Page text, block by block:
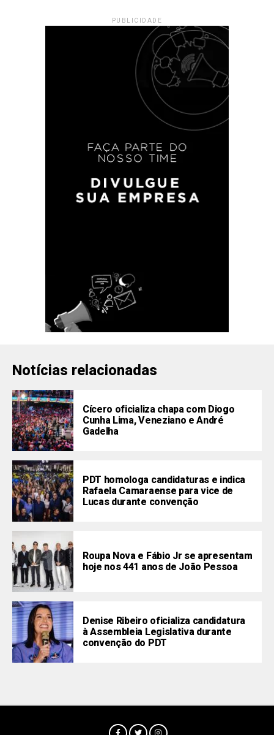
PUBLICIDADE
Notícias relacionadas
Cícero oficializa chapa com Diogo
Cunha Lima, Veneziano e André
Gadelha
PDT homologa candidaturas e indica
Rafaela Camaraense para vice de
Lucas durante convenção
Roupa Nova e Fábio Jr se apresentam
hoje nos 441 anos de João Pessoa
Denise Ribeiro oficializa candidatura
à Assembleia Legislativa durante
convenção do PDT